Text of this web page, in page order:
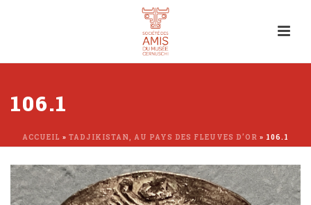
106.1
ACCUEIL » TADJIKISTAN, AU PAYS DES FLEUVES D’OR » 106.1